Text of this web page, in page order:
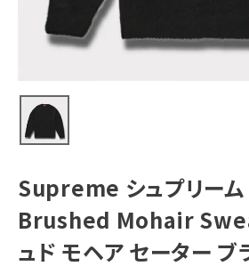
NEW ITEMS
Tシャツ・ロングスリーブ
パーカー・トレーナー
キャップ・ハット
ニット帽・ビーニー
Supreme シュプリー
Brushed Mohair
ュド モヘア セーター ブ